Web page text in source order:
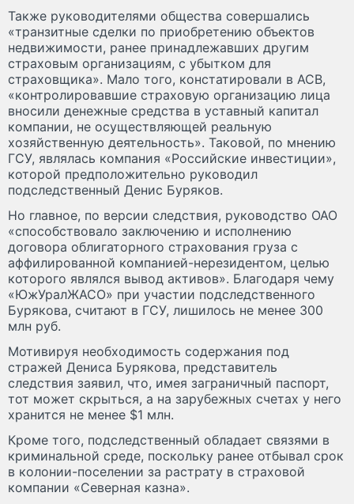
Также руководителями общества совершались
«транзитные сделки по приобретению объектов
недвижимости, ранее принадлежавших другим
страховым организациям, с убытком для
страховщика». Мало того, констатировали в АСВ,
«контролировавшие страховую организацию лица
вносили денежные средства в уставный капитал
компании, не осуществляющей реальную
хозяйственную деятельность». Таковой, по мнению
ГСУ, являлась компания «Российские инвестиции»,
которой предположительно руководил
подследственный Денис Буряков.
Но главное, по версии следствия, руководство ОАО
«способствовало заключению и исполнению
договора облигаторного страхования груза с
аффилированной компанией-нерезидентом, целью
которого являлся вывод активов». Благодаря чему
«ЮжУралЖАСО» при участии подследственного
Бурякова, считают в ГСУ, лишилось не менее 300
млн руб.
Мотивируя необходимость содержания под
стражей Дениса Бурякова, представитель
следствия заявил, что, имея заграничный паспорт,
тот может скрыться, а на зарубежных счетах у него
хранится не менее $1 млн.
Кроме того, подследственный обладает связями в
криминальной среде, поскольку ранее отбывал срок
в колонии-поселении за растрату в страховой
компании «Северная казна».